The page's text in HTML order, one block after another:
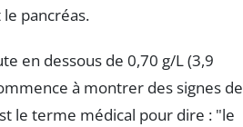
pancréas.
en dessous de 0,70 g/L (3,9
à montrer des signes de
le terme médical pour dire : "le